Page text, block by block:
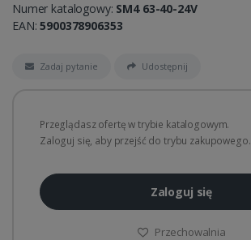
Numer katalogowy: SM4 63-40-24V
EAN:5900378906353
Zadaj pytanie Udostępnij
Przeglądasz ofertę w trybie katalogowym.
Zaloguj się, aby przejść do trybu zakupowego.
Zaloguj się
Przechowalnia